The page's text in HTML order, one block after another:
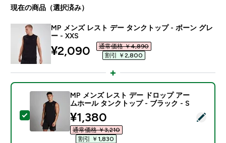
現在の商品（選択済み）
MP メンズ レスト デー タンクトップ - ボーン グレ
ー - XXS
discounted price
¥2,090‎
通常価格 ￥4,890‎
割引 ￥2,800‎
この商品を選択 - MP メンズ レスト デー ドロップ
MP メンズ レスト デー ドロップ アー
ムホール タンクトップ - ブラック - S
discounted price
¥1,380‎
通常価格 ￥3,210‎
割引 ￥1,830‎